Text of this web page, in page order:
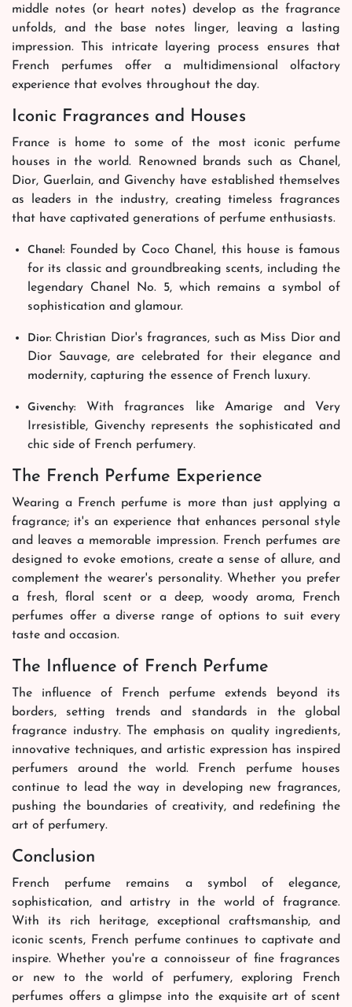
middle notes (or heart notes) develop as the fragrance
unfolds, and the base notes linger, leaving a lasting
impression. This intricate layering process ensures that
French perfumes offer a multidimensional olfactory
experience that evolves throughout the day.
Iconic Fragrances and Houses
France is home to some of the most iconic perfume
houses in the world. Renowned brands such as Chanel,
Dior, Guerlain, and Givenchy have established themselves
as leaders in the industry, creating timeless fragrances
that have captivated generations of perfume enthusiasts.
Chanel: Founded by Coco Chanel, this house is famous
for its classic and groundbreaking scents, including the
legendary Chanel No. 5, which remains a symbol of
sophistication and glamour.
Dior: Christian Dior's fragrances, such as Miss Dior and
Dior Sauvage, are celebrated for their elegance and
modernity, capturing the essence of French luxury.
Givenchy: With fragrances like Amarige and Very
Irresistible, Givenchy represents the sophisticated and
chic side of French perfumery.
The French Perfume Experience
Wearing a French perfume is more than just applying a
fragrance; it's an experience that enhances personal style
and leaves a memorable impression. French perfumes are
designed to evoke emotions, create a sense of allure, and
complement the wearer's personality. Whether you prefer
a fresh, floral scent or a deep, woody aroma, French
perfumes offer a diverse range of options to suit every
taste and occasion.
The Influence of French Perfume
The influence of French perfume extends beyond its
borders, setting trends and standards in the global
fragrance industry. The emphasis on quality ingredients,
innovative techniques, and artistic expression has inspired
perfumers around the world. French perfume houses
continue to lead the way in developing new fragrances,
pushing the boundaries of creativity, and redefining the
art of perfumery.
Conclusion
French perfume remains a symbol of elegance,
sophistication, and artistry in the world of fragrance.
With its rich heritage, exceptional craftsmanship, and
iconic scents, French perfume continues to captivate and
inspire. Whether you're a connoisseur of fine fragrances
or new to the world of perfumery, exploring French
perfumes offers a glimpse into the exquisite art of scent